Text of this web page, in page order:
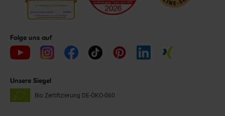
Folge uns auf
Unsere Siegel
Bio Zertifizierung DE-ÖKO-060